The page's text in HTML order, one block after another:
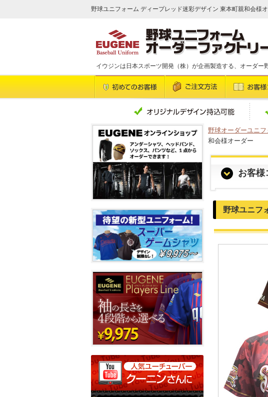
野球ユニフォーム ディープレッド迷彩デザイン 東本町親和会様
イウジンは日本スポーツ開発（株）が企画製造する、オーダー
野球オーダーユニ
和会様オーダー
お客様
野球ユニフ